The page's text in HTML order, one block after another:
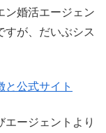
ン婚活エージェン
すが、だいぶシス
と公式サイト
ージェントより